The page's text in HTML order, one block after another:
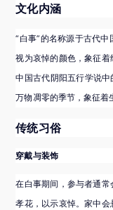
文化内涵
“白事”的名称源于古代
视为哀悼的颜色，象征
中国古代阴阳五行学说
万物凋零的季节，象征着
传统习俗
穿戴与装饰
在白事期间，参与者通
孝花，以示哀悼。家中